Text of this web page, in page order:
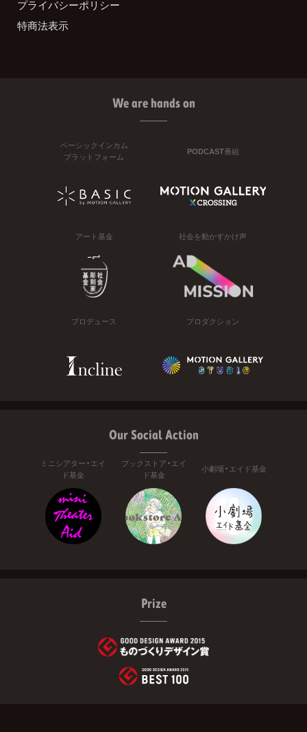
プライバシーポリシー
特商法表示
We are hands on
ベーシックインカム
プラットフォーム
PODCAST番組
アート基金 社会を動かすかけ声
プロデュース プロダクション
Our Social Action
ミニシアター・エイ
ド基金
ブックストア・エイ
ド基金
小劇場・エイド基金
Prize